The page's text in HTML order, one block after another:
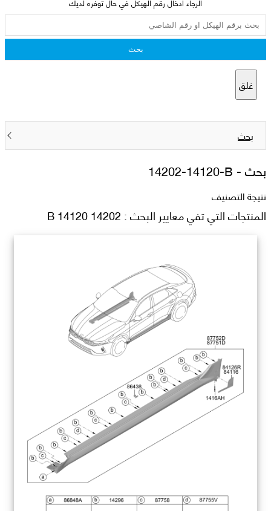
بحث
غلق
بحث
بحث - 14202-14120-B
نتيجة التصنيف
المنتجات التي تفي معايير البحث : 14202 14120 B